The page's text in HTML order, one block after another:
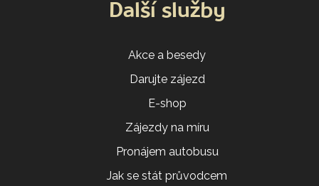
Další služby
Akce a besedy
Darujte zájezd
E-shop
Zájezdy na míru
Pronájem autobusu
Jak se stát průvodcem